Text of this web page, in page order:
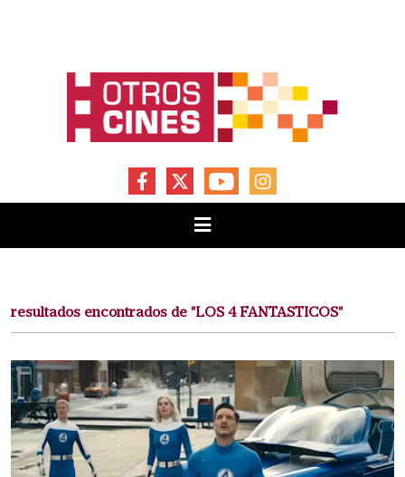
FACEBOOKYOUTUBEINSTAGRAM
resultados encontrados de "LOS 4 FANTASTICOS"